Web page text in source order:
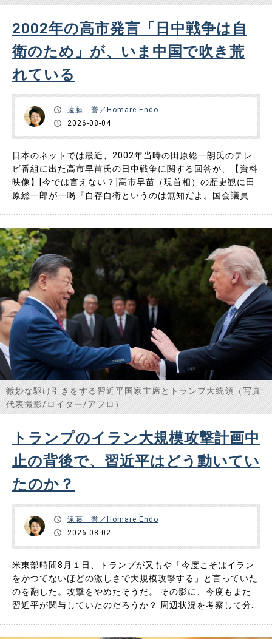
2002年の高市発言「日中戦争は自
衛のため」が、いま中国で吹き荒
れている
遠藤 誉／Homare Endo
2026-08-04
日本のネットでは最近、2002年当時の田原総一朗氏のテレ
ビ番組に出た高市早苗氏の日中戦争に関する回答が、【資料
映像】[今では言えない？]高市早苗（現首相）の歴史観に田
原総一郎が一喝『自存自衛というのは無知だよ。国会議員や
中国共産党機関紙「人民日報……
微妙な駆け引きをする習近平国家主席とトランプ大統領（写真:
代表撮影/ロイター/アフロ）
トランプのイラン大規模攻撃計画中
止の背後で、習近平はどう動いてい
たのか？
遠藤 誉／Homare Endo
2026-08-02
米東部時間8月１日、トランプが又もや「今度こそはイラン
をかつてないほどの激しさで大規模攻撃する」と言っていた
のを翻した。攻撃をやめたそうだ。 その影に、今度もまた
習近平が関与していたのだろうか？ 周辺状況を考察して分